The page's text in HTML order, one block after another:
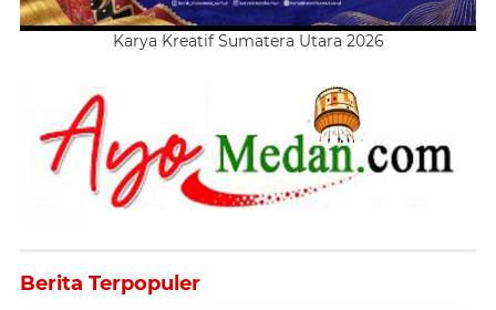
Karya Kreatif Sumatera Utara 2026
Berita Terpopuler